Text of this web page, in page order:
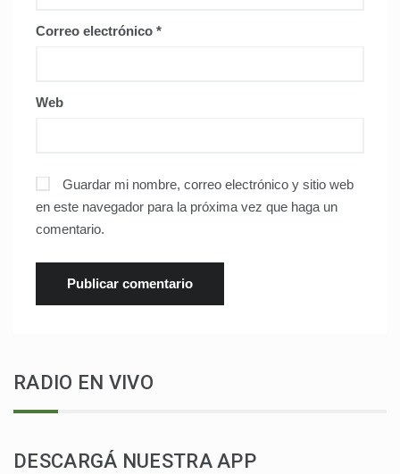
Correo electrónico *
Web
Guardar mi nombre, correo electrónico y sitio web
en este navegador para la próxima vez que haga un
comentario.
RADIO EN VIVO
DESCARGÁ NUESTRA APP